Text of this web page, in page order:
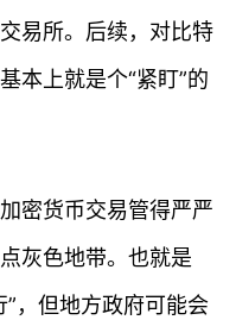
易所。后续，对比特
本上就是个“紧盯”的
密货币交易管得严严
灰色地带。也就是
，但地方政府可能会